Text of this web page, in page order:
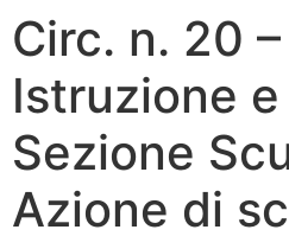
Circ. n. 20
Istruzione
Sezione
Azione di